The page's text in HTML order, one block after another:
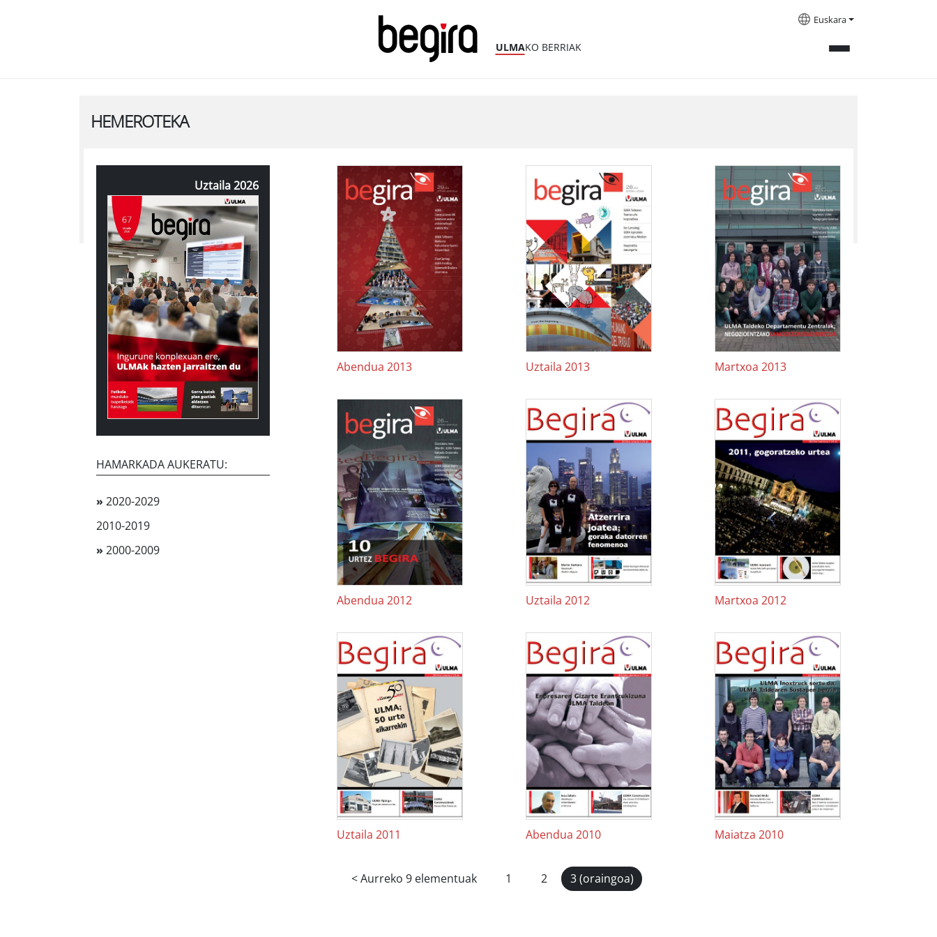
ULMAKO BERRIAK
Euskara
HEMEROTEKA
Uztaila 2026
HAMARKADA AUKERATU:
» 2020-2029
2010-2019
» 2000-2009
Abendua 2013 Uztaila 2013 Martxoa 2013
Abendua 2012 Uztaila 2012 Martxoa 2012
Uztaila 2011 Abendua 2010 Maiatza 2010
< Aurreko 9 elementuak 1 2 3 (oraingoa)